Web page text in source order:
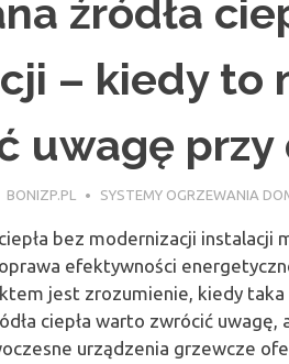
źródła
– kiedy to
uwagę przy
BONIZP.PL SYSTEMY OGRZEWANIA
bez modernizacji instalacji
efektywności
jest zrozumienie, kiedy
ciepła warto zwrócić
urządzenia grzewcze